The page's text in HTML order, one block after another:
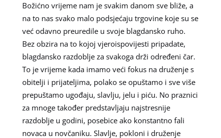
Božićno vrijeme nam je svakim danom sve bliže, a
na to nas svako malo podsjećaju trgovine koje su se
već odavno preuredile u svoje blagdansko ruho.
Bez obzira na to kojoj vjeroispovijesti pripadate,
blagdansko razdoblje za svakoga drži određeni čar.
To je vrijeme kada imamo veći fokus na druženje s
obitelji i prijateljima, polako se opuštamo i sve više
prepuštamo ugođaju, slavlju, jelu i piću. No praznici
za mnoge također predstavljaju najstresnije
razdoblje u godini, posebice ako konstantno fali
novaca u novčaniku. Slavlje, pokloni i druženje